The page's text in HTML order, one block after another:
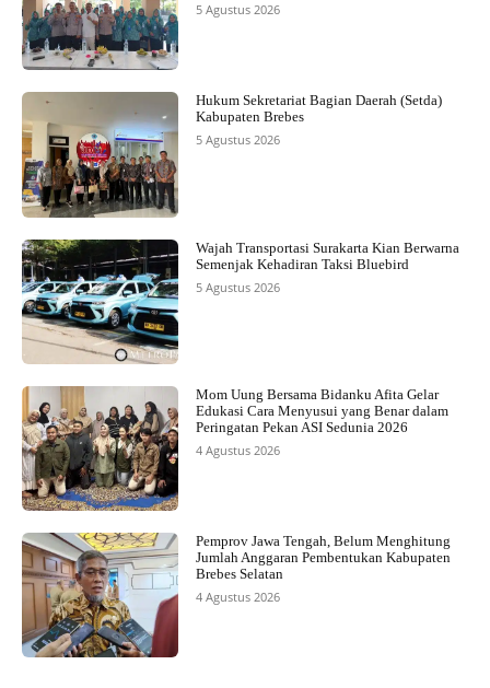
5 Agustus 2026
Hukum Sekretariat Bagian Daerah (Setda)
Kabupaten Brebes
5 Agustus 2026
Wajah Transportasi Surakarta Kian Berwarna
Semenjak Kehadiran Taksi Bluebird
5 Agustus 2026
Mom Uung Bersama Bidanku Afita Gelar
Edukasi Cara Menyusui yang Benar dalam
Peringatan Pekan ASI Sedunia 2026
4 Agustus 2026
Pemprov Jawa Tengah, Belum Menghitung
Jumlah Anggaran Pembentukan Kabupaten
Brebes Selatan
4 Agustus 2026